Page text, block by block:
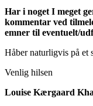
Har i noget I meget
kommentar ved
emner til eventuelt/
Håber naturligvis på et
Venlig hilsen
Louise Kærgaard